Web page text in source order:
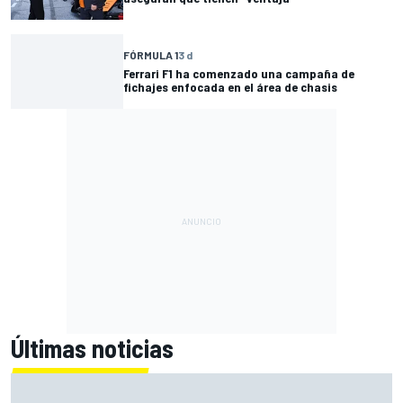
FÓRMULA 13 d
Ferrari F1 ha comenzado una campaña de
fichajes enfocada en el área de chasis
Últimas noticias